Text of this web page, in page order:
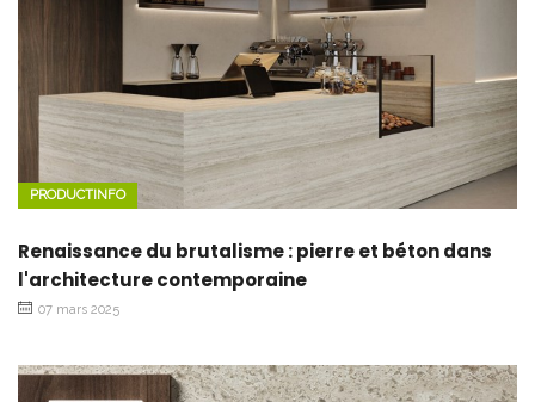
PRODUCTINFO
Renaissance du brutalisme : pierre et béton dans
l'architecture contemporaine
07 mars 2025